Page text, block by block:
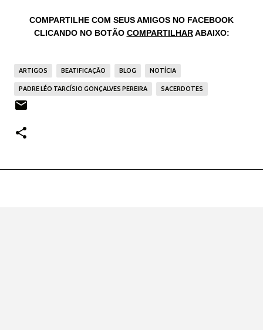
COMPARTILHE COM SEUS AMIGOS NO FACEBOOK
CLICANDO NO BOTÃO COMPARTILHARABAIXO:
ARTIGOS BEATIFICAÇÃO BLOG NOTÍCIA
PADRE LÉO TARCÍSIO GONÇALVES PEREIRA SACERDOTES